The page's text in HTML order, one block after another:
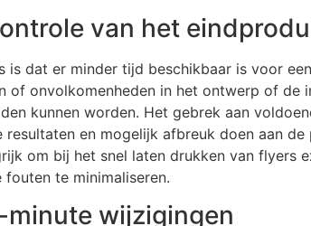
van het
is dat er minder tijd beschikbaar is voor
onvolkomenheden in het ontwerp of de
kunnen worden. Het gebrek aan
en mogelijk afbreuk doen aan
om bij het snel laten drukken van flyers
te minimaliseren.
wijzigingen